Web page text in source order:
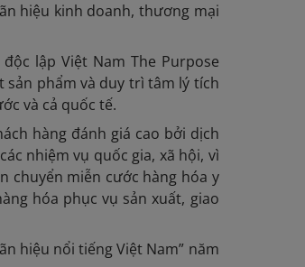
hiệu kinh doanh, thương mại
lập Việt Nam The Purpose
sản phẩm và duy trì tâm lý tích
và cả quốc tế.
hàng đánh giá cao bởi dịch
nhiệm vụ quốc gia, xã hội, vì
chuyển miễn cước hàng hóa y
hóa phục vụ sản xuất, giao
hiệu nổi tiếng Việt Nam” năm